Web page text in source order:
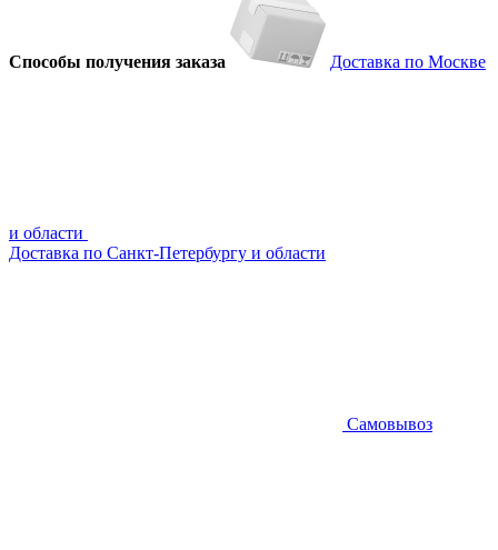
Способы получения заказа Доставка по Москве
и области
Доставка по Санкт-Петербургу и области
Самовывоз